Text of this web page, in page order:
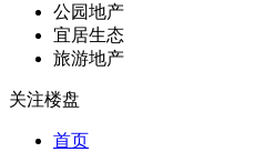
公园地产
宜居生态
旅游地产
关注楼盘
首页